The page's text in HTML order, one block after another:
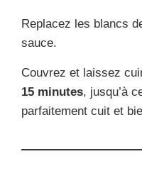
Replacez les blancs
sauce.
Couvrez et laissez
15 minutes, jusqu’à
parfaitement cuit et